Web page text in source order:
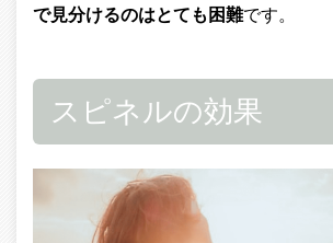
で見分けるのはとても困難です。
スピネルの効果